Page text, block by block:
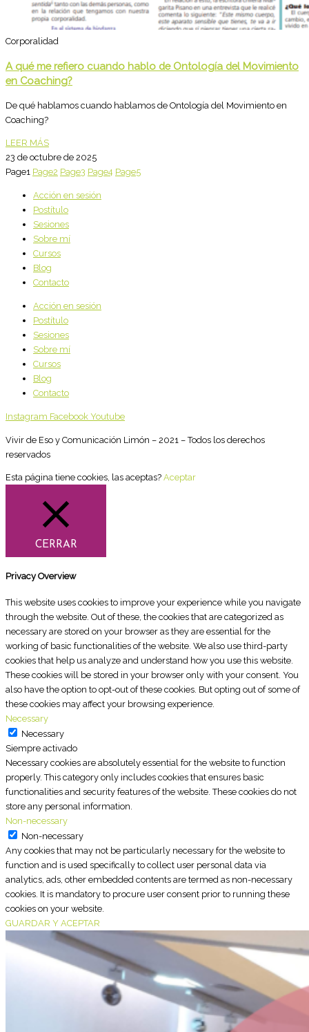
Corporalidad
A qué me refiero cuando hablo de Ontología del Movimiento
en Coaching?
De qué hablamos cuando hablamos de Ontología del Movimiento en
Coaching?
LEER MÁS
23 de octubre de 2025
Page1 Page2 Page3 Page4 Page5
Acción en sesión
Postítulo
Sesiones
Sobre mí
Cursos
Blog
Contacto
Acción en sesión
Postítulo
Sesiones
Sobre mí
Cursos
Blog
Contacto
Instagram Facebook Youtube
Vivir de Eso y Comunicación Limón – 2021 – Todos los derechos
reservados
Esta página tiene cookies, las aceptas? Aceptar
CERRAR
Privacy Overview
This website uses cookies to improve your experience while you navigate
through the website. Out of these, the cookies that are categorized as
necessary are stored on your browser as they are essential for the
working of basic functionalities of the website. We also use third-party
cookies that help us analyze and understand how you use this website.
These cookies will be stored in your browser only with your consent. You
also have the option to opt-out of these cookies. But opting out of some of
these cookies may affect your browsing experience.
Necessary
Necessary
Siempre activado
Necessary cookies are absolutely essential for the website to function
properly. This category only includes cookies that ensures basic
functionalities and security features of the website. These cookies do not
store any personal information.
Non-necessary
Non-necessary
Any cookies that may not be particularly necessary for the website to
function and is used specifically to collect user personal data via
analytics, ads, other embedded contents are termed as non-necessary
cookies. It is mandatory to procure user consent prior to running these
cookies on your website.
GUARDAR Y ACEPTAR